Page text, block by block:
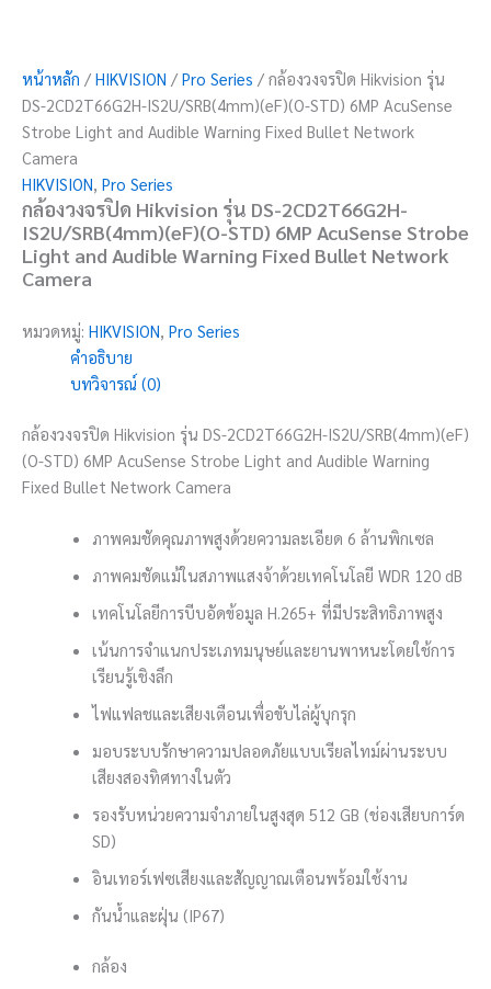
หน้าหลัก / HIKVISION / Pro Series / กล้องวงจรปิด Hikvision รุ่น
DS-2CD2T66G2H-IS2U/SRB(4mm)(eF)(O-STD) 6MP AcuSense
Strobe Light and Audible Warning Fixed Bullet Network
Camera
HIKVISION, Pro Series
กล้องวงจรปิด Hikvision รุ่น DS-2CD2T66G2H-
IS2U/SRB(4mm)(eF)(O-STD) 6MP AcuSense Strobe
Light and Audible Warning Fixed Bullet Network
Camera
หมวดหมู่: HIKVISION Pro Series
คำอธิบาย
บทวิจารณ์ (0)
กล้องวงจรปิด Hikvision รุ่น DS-2CD2T66G2H-IS2U/SRB(4mm)(eF)
(O-STD) 6MP AcuSense Strobe Light and Audible Warning
Fixed Bullet Network Camera
ภาพคมชัดคุณภาพสูงด้วยความละเอียด 6 ล้านพิกเซล
ภาพคมชัดแม้ในสภาพแสงจ้าด้วยเทคโนโลยี WDR 120 dB
เทคโนโลยีการบีบอัดข้อมูล H.265+ ที่มีประสิทธิภาพสูง
เน้นการจำแนกประเภทมนุษย์และยานพาหนะโดยใช้การ
เรียนรู้เชิงลึก
ไฟแฟลชและเสียงเตือนเพื่อขับไล่ผู้บุกรุก
มอบระบบรักษาความปลอดภัยแบบเรียลไทม์ผ่านระบบ
เสียงสองทิศทางในตัว
รองรับหน่วยความจำภายในสูงสุด 512 GB (ช่องเสียบการ์ด
SD)
อินเทอร์เฟซเสียงและสัญญาณเตือนพร้อมใช้งาน
กันน้ำและฝุ่น (IP67)
กล้อง